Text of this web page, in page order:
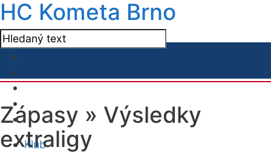
HC Kometa Brno
Klub
Zápasy » Výsledky
extraligy